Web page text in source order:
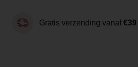
Gratis verzending vanaf €39